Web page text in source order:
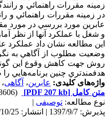
زمينه مقررات راهنمائي و
در زمينه مقررات راهنمائي و
عابرين مورد بررسي در مورد
و شغل با عملكرد آنها از نظر
اين مطالعه نشان داد عملكرد
وضعيت مطلوب از آگاهي به
روش جهت كاهش وقوع اين گونه
هدفمند‌تري چنين برنامه‌هايي
واژه‌های کلیدی: عابرین، آگاهی،
متن کامل [PDF 207 kb]
(3606 دریافت)
نوع مطالعه: توصیفی |
پذیرش: 1397/9/7 | انتشار: 1385/10/25